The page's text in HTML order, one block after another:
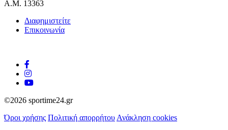
Α.Μ. 13363
Διαφημιστείτε
Επικοινωνία
©2026 sportime24.gr
Όροι χρήσης Πολιτική απορρήτου Ανάκληση cookies